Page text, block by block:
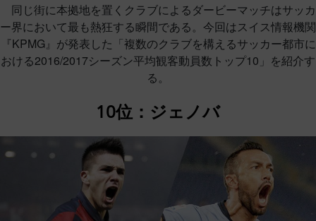
同じ街に本拠地を置くクラブによるダービーマッチはサッカ
ー界において最も熱狂する瞬間である。今回はスイス情報機関
『KPMG』が発表した「複数のクラブを構えるサッカー都市に
おける2016/2017シーズン平均観客動員数トップ10」を紹介す
る。
10位：ジェノバ